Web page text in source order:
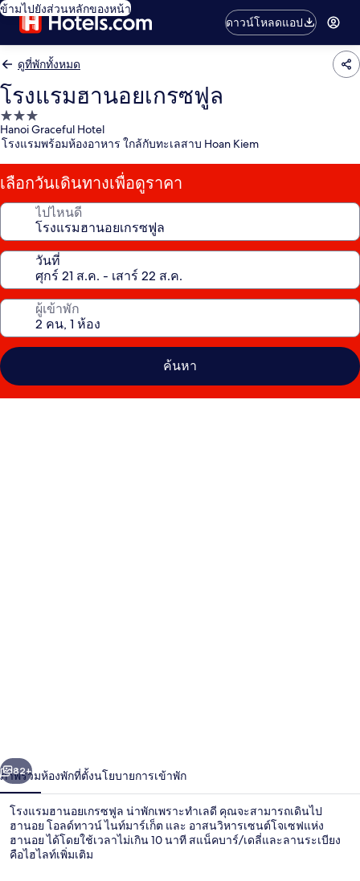
ข้ามไปยังส่วนหลักของหน้า
ดาวน์โหลดแอป
ดูที่พักทั้งหมด
โรงแรมฮานอยเกรซฟูล
ที่พัก
3.0
Hanoi Graceful Hotel
โรงแรมพร้อมห้องอาหาร ใกล้กับทะเลสาบ Hoan Kiem
เลือกวันเดินทางเพื่อดูราคา
ไปไหนดี
วันที่
ผู้เข้าพัก
ค้นหา
ฟูล
า
ถัดไป
82+
ภาพรวมห้องพักที่ตั้งนโยบายการเข้าพัก
โรงแรมฮานอยเกรซฟูล น่าพักเพราะทำเลดี คุณจะสามารถเดินไป
ฮานอย โอลด์ทาวน์ ไนท์มาร์เก็ต และ อาสนวิหารเซนต์โจเซฟแห่ง
ฮานอย ได้โดยใช้เวลาไม่เกิน 10 นาที สแน็คบาร์/เดลี่และลานระเบียง
คือไฮไลท์เพิ่มเติม